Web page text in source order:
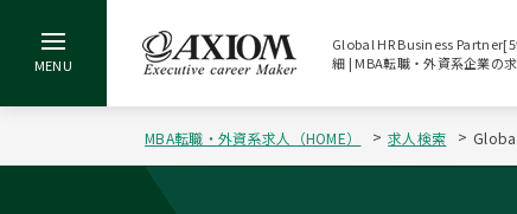
Global HR Business
細 | MBA転職・外資系企業の
MBA転職・外資系求人（HOME） 求人検索